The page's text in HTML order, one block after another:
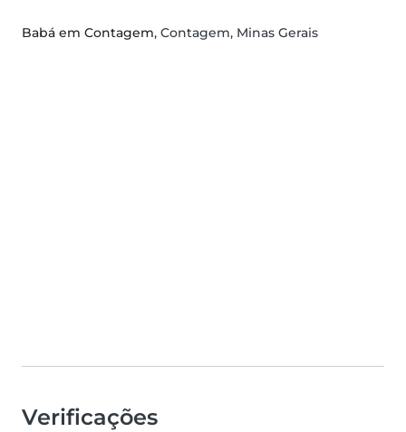
Babá em Contagem, Contagem, Minas Gerais
Verificações